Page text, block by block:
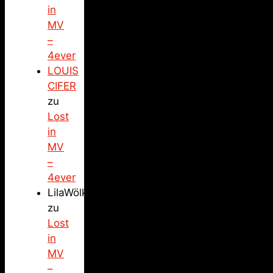
in
MV
–
4ever
LOUIS
CIFER
zu
Lost
in
MV
–
4ever
LilaWölkchen
zu
Lost
in
MV
–